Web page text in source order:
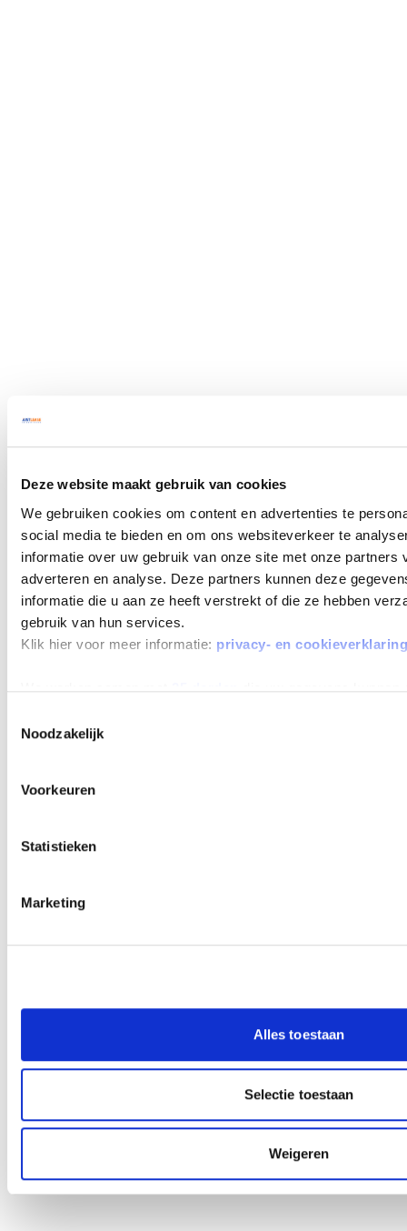
Deze website maakt gebruik van cookies
We gebruiken cookies om content en advertenties te
social media te bieden en om ons websiteverkeer te
informatie over uw gebruik van onze site met onze partners
adverteren en analyse. Deze partners kunnen deze
informatie die u aan ze heeft verstrekt of die ze hebben
gebruik van hun services.
Klik hier voor meer informatie: privacy- en cookieverklaring
Noodzakelijk
Voorkeuren
Statistieken
Marketing
Alles toestaan
Selectie toestaan
Weigeren